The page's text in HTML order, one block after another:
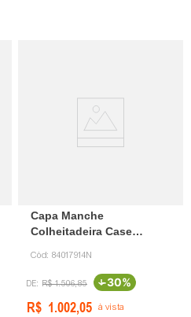
Capa Manche
Colheitadeira Case
Cód: 84017914N
R$ 1.506,85 -30%
R$ 1.002,05 à vista